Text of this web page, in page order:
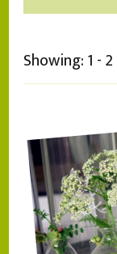
Showing: 1 -